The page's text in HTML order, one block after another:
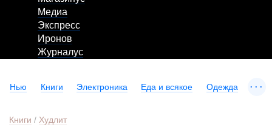
Медиа
Экспресс
Иронов
Журналус
Нью Книги Электроника Еда и всякое Одежда ...
Книги / Худлит